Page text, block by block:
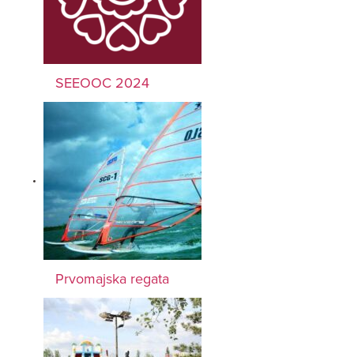
SEEOOC 2024
Prvomajska regata